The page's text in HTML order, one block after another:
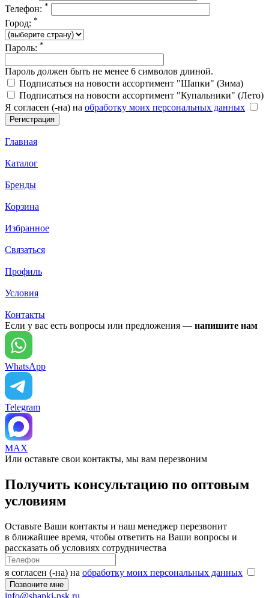
Телефон: *
Город: *
Пароль: *
Пароль должен быть не менее 6 символов длиной.
Подписаться на новости ассортимент "Шапки" (Зима)
Подписаться на новости ассортимент "Купальники" (Лето)
Я согласен (-на) на обработку моих персональных данных
Главная
Каталог
Бренды
Корзина
Избранное
Связаться
Профиль
Условия
Контакты
Если у вас есть вопросы или предложения — напишите нам
WhatsApp
Telegram
MAX
Или оставьте свои контакты, мы вам перезвоним
Получить консультацию по оптовым
условиям
Оставьте Ваши контакты и наш менеджер перезвонит
в ближайшее время, чтобы ответить на Ваши вопросы и
рассказать об условиях сотрудничества
я согласен (-на) на обработку моих персональных данных